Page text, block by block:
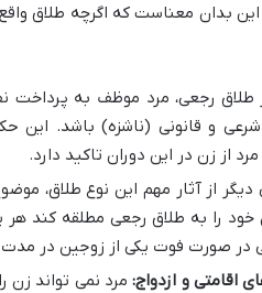
بدان معناست که اگرچه طلاق
رجعی، مرد موظف به پرداخت
و قانونی (ناشزه) باشد. این
از زن در این دوران تاکید دارد.
دیگر از آثار مهم این نوع طلاق،
خود را به طلاق رجعی مطلقه کند هر
در صورت فوت یکی از زوجین در
اقامتی و ازدواج:مرد نمی تواند زن